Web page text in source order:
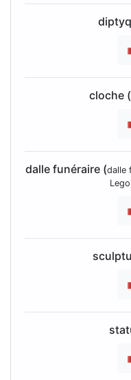
cloche (
dalle funéraire (dalle